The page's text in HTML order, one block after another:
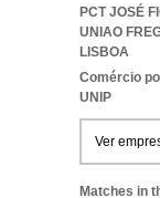
PCT JOSÉ
UNIAO
LISBOA
Comércio
UNIP
Ver
Matches in